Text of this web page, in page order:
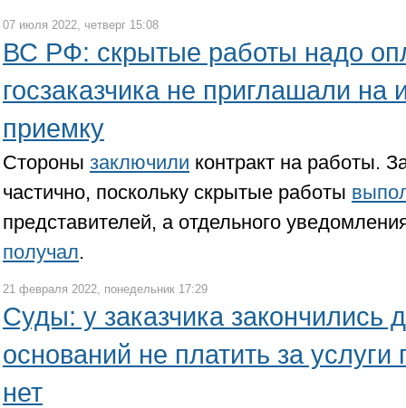
07 июля 2022, четверг 15:08
ВС РФ: скрытые работы надо
госзаказчика не приглашали на
приемку
Стороны заключили контракт на работы.
частично, поскольку скрытые работы
представителей, а отдельного
получал.
21 февраля 2022, понедельник 17:29
Суды: у заказчика закончились
оснований не платить за услуги
нет